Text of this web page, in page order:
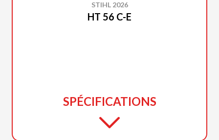
STIHL 2026
HT 56 C-E
SPÉCIFICATIONS